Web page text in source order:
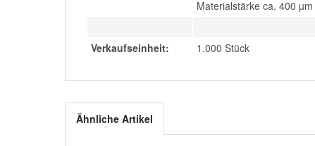
Materialstärke ca. 400 µm
Verkaufseinheit: 1.000 Stück
Ähnliche Artikel